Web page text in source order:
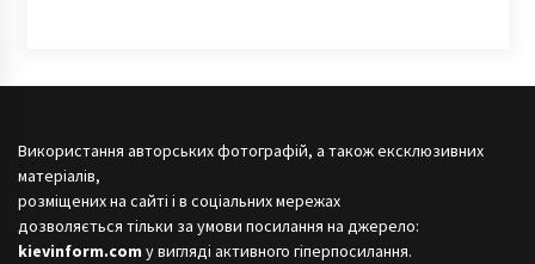
Використання авторських фотографій, а також ексклюзивних
матеріалів,
розміщених на сайті і в соціальних мережах
дозволяється тільки за умови посилання на джерело:
kievinform.com у вигляді активного гіперпосилання.